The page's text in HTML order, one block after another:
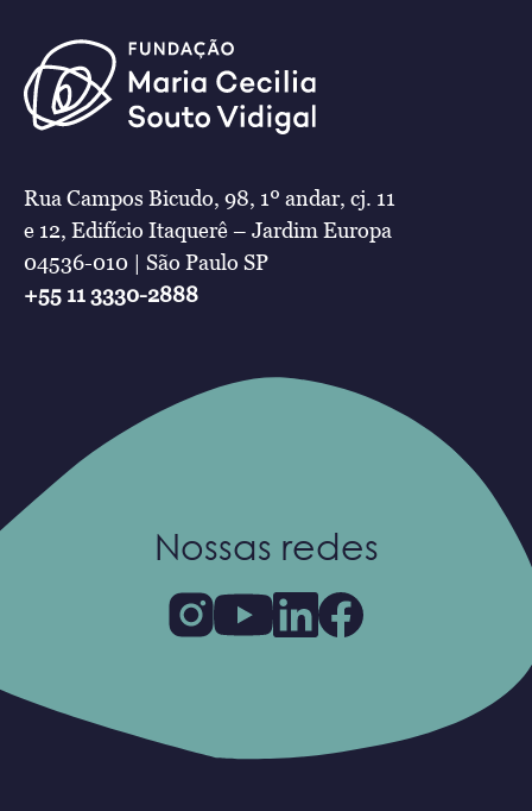
Rua Campos Bicudo, 98, 1º andar, cj. 11
e 12, Edifício Itaquerê – Jardim Europa
04536-010 | São Paulo SP
+55 11 3330-2888
Nossas redes